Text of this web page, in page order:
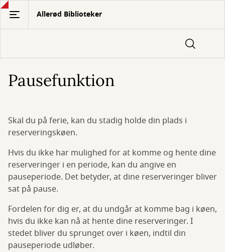
Gå
hovedindhold
Allerød Biblioteker
Pausefunktion
Skal du på ferie, kan du stadig holde din plads i
reserveringskøen.
Hvis du ikke har mulighed for at komme og hente dine
reserveringer i en periode, kan du angive en
pauseperiode. Det betyder, at dine reserveringer bliver
sat på pause.
Fordelen for dig er, at du undgår at komme bag i køen,
hvis du ikke kan nå at hente dine reserveringer. I
stedet bliver du sprunget over i køen, indtil din
pauseperiode udløber.